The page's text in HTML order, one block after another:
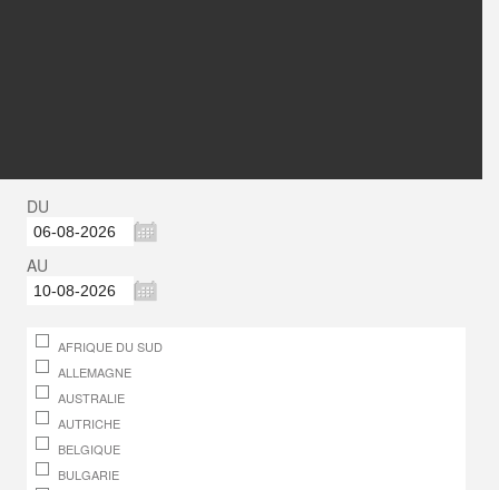
DU
AU
AFRIQUE DU SUD
ALLEMAGNE
AUSTRALIE
AUTRICHE
BELGIQUE
BULGARIE